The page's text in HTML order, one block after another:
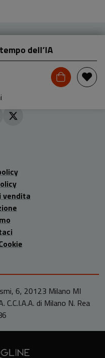
dell’IA
vendita
6, 20123 Milano MI
C.C.I.A.A. di Milano N. Rea